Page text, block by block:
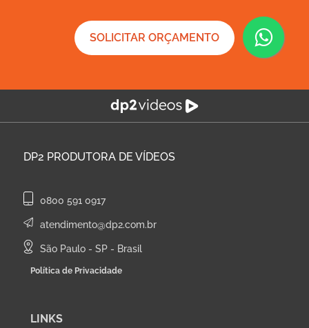
SOLICITAR ORÇAMENTO
DP2 PRODUTORA DE VÍDEOS
0800 591 0917
atendimento@dp2.com.br
São Paulo - SP - Brasil
Política de Privacidade
LINKS